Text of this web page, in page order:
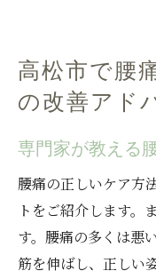
高松市で腰
の改善アド
専門家が教える
腰痛の正しいケア方
トをご紹介します。
す。腰痛の多くは悪
筋を伸ばし、正しい